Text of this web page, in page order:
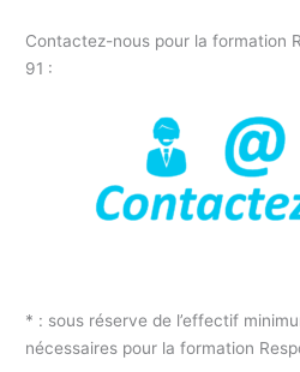
Contactez-nous pour la formation
91 :
* : sous réserve de l’effectif
nécessaires pour la formation